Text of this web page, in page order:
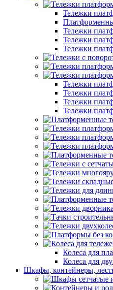
Тележки
Тележки
Тележки
Тележки
Тележки
Тележки
Тележки
Тележки
Колеса для
Колеса для
Шкафы, контейнеры,